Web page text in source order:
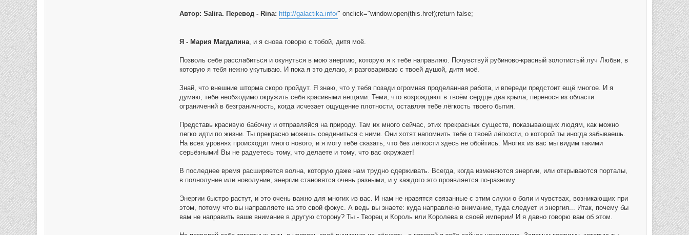
Автор: Salira. Перевод - Rina: http://galactika.info/" onclick="window.open(this.href);return false;
Я - Мария Магдалина, и я снова говорю с тобой, дитя моё.
Позволь себе расслабиться и окунуться в мою энергию, которую я к тебе направляю. Почувствуй рубиново-красный золотистый луч Любви, в
которую я тебя нежно укутываю. И пока я это делаю, я разговариваю с твоей душой, дитя моё.
Знай, что внешние шторма скоро пройдут. Я знаю, что у тебя позади огромная проделанная работа, и впереди предстоит ещё многое. И я
думаю, тебе необходимо окружить себя красивыми вещами. Теми, что возрождают в твоём сердце два крыла, перенося из области
ограничений в безграничность, когда исчезает ощущение плотности, оставляя тебе лёгкость твоего бытия.
Представь красивую бабочку и отправляйся на природу. Там их много сейчас, этих прекрасных существ, показывающих людям, как можно
легко идти по жизни. Ты прекрасно можешь соединиться с ними. Они хотят напомнить тебе о твоей лёгкости, о которой ты иногда забываешь.
На всех уровнях происходит много нового, и я могу тебе сказать, что без лёгкости здесь не обойтись. Многих из вас мы видим такими
серьёзными! Вы не радуетесь тому, что делаете и тому, что вас окружает!
В последнее время расширяется волна, которую даже нам трудно сдерживать. Всегда, когда изменяются энергии, или открываются порталы,
в полнолуние или новолуние, энергии становятся очень разными, и у каждого это проявляется по-разному.
Энергии быстро растут, и это очень важно для многих из вас. И нам не нравятся связанные с этим слухи о боли и чувствах, возникающих при
этом, потому что вы направляете на это свой фокус. А ведь вы знаете: куда направлено внимание, туда следует и энергия... Итак, почему бы
вам не направить ваше внимание в другую сторону? Ты - Творец и Король или Королева в своей империи! И я давно говорю вам об этом.